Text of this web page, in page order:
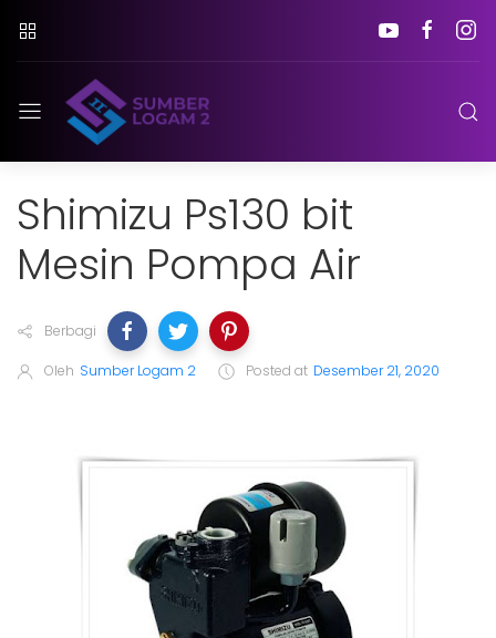
Shimizu Ps130 bit
Mesin Pompa Air
Berbagi
Oleh Sumber Logam 2 Posted at Desember 21, 2020